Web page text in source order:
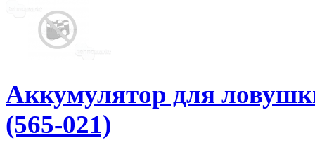
Аккумулятор для
(565-021)